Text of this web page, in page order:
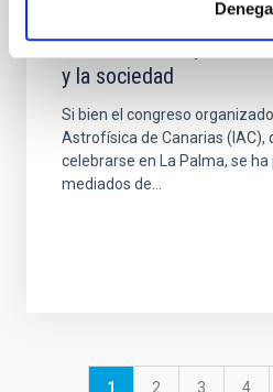
Cielos oscuros y
y la sociedad
Si bien el congreso
Astrofísica de Canarias (IAC),
celebrarse en La Palma, se
mediados de...
PaginaciónPágina
1 Página
2 Página
3 4